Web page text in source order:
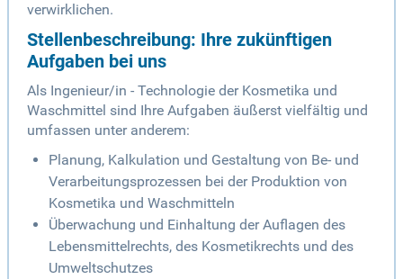
verwirklichen.
Stellenbeschreibung: Ihre zukünftigen
Aufgaben bei uns
Als Ingenieur/in - Technologie der Kosmetika und
Waschmittel sind Ihre Aufgaben äußerst vielfältig und
umfassen unter anderem:
Planung, Kalkulation und Gestaltung von Be- und
Verarbeitungsprozessen bei der Produktion von
Kosmetika und Waschmitteln
Überwachung und Einhaltung der Auflagen des
Lebensmittelrechts, des Kosmetikrechts und des
Umweltschutzes